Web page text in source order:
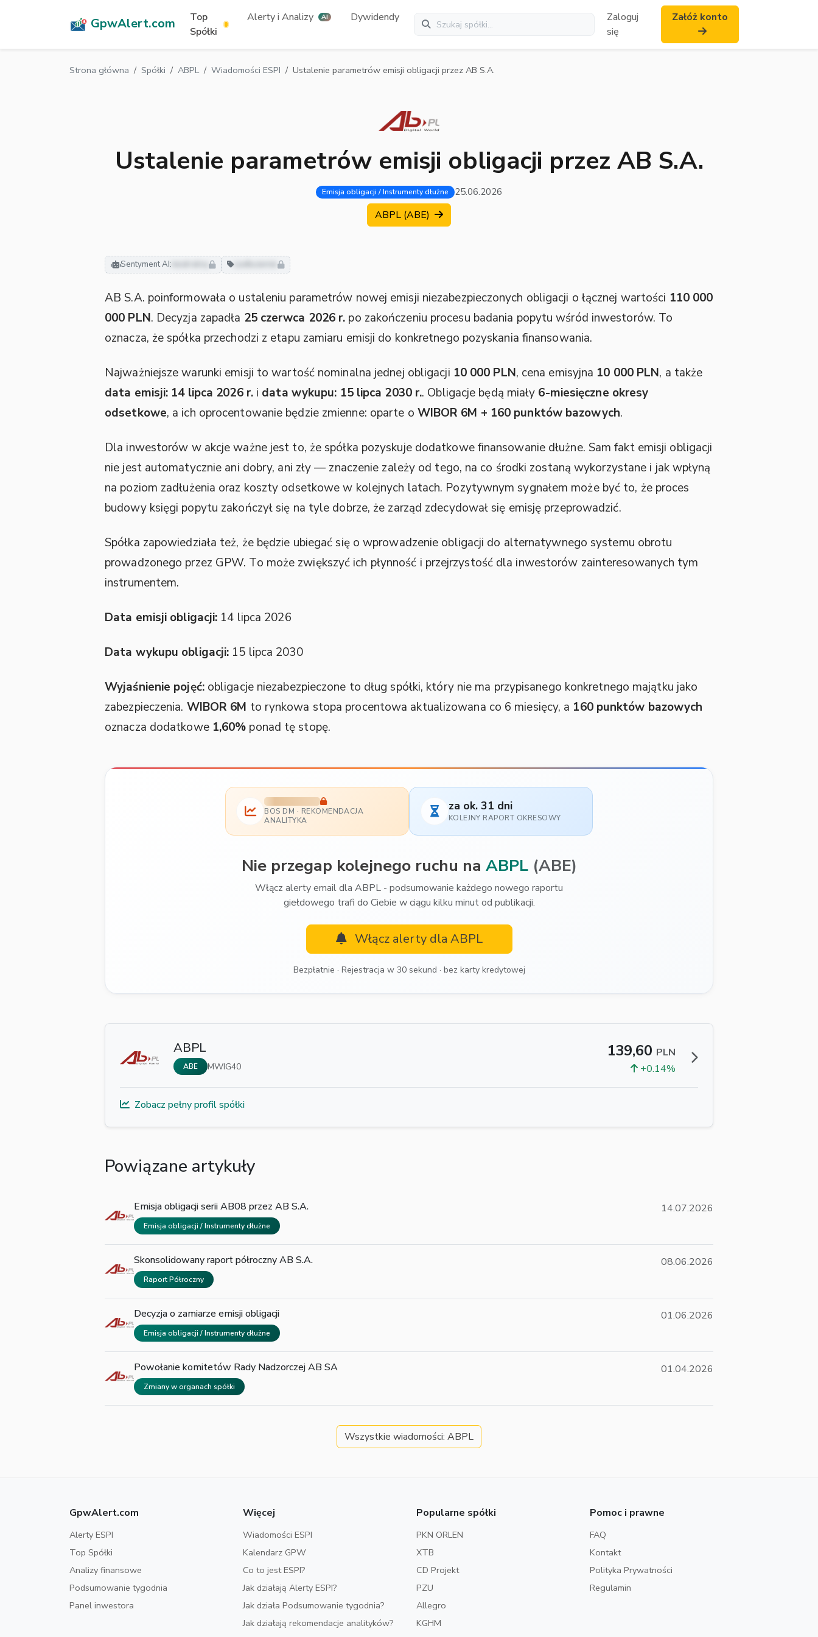
GpwAlert.com
Top
Spółki
Alerty i Analizy AI Dywidendy
Zaloguj
się
Załóż konto
Strona główna Spółki ABPL Wiadomości ESPI Ustalenie parametrów emisji obligacji przez AB S.A.
Ustalenie parametrów emisji obligacji przez AB S.A.
Emisja obligacji / Instrumenty dłużne 25.06.2026
ABPL (ABE)
Sentyment AI: neutralny zadłużenie
AB S.A. poinformowała o ustaleniu parametrów nowej emisji niezabezpieczonych obligacji o łącznej wartości 110 000
000 PLN. Decyzja zapadła 25 czerwca 2026 r. po zakończeniu procesu badania popytu wśród inwestorów. To
oznacza, że spółka przechodzi z etapu zamiaru emisji do konkretnego pozyskania finansowania.
Najważniejsze warunki emisji to wartość nominalna jednej obligacji 10 000 PLN, cena emisyjna 10 000 PLN, a także
data emisji: 14 lipca 2026 r.i data wykupu: 15 lipca 2030 r.. Obligacje będą miały 6-miesięczne okresy
odsetkowe, a ich oprocentowanie będzie zmienne: oparte o WIBOR 6M + 160 punktów bazowych.
Dla inwestorów w akcje ważne jest to, że spółka pozyskuje dodatkowe finansowanie dłużne. Sam fakt emisji obligacji
nie jest automatycznie ani dobry, ani zły — znaczenie zależy od tego, na co środki zostaną wykorzystane i jak wpłyną
na poziom zadłużenia oraz koszty odsetkowe w kolejnych latach. Pozytywnym sygnałem może być to, że proces
budowy księgi popytu zakończył się na tyle dobrze, że zarząd zdecydował się emisję przeprowadzić.
Spółka zapowiedziała też, że będzie ubiegać się o wprowadzenie obligacji do alternatywnego systemu obrotu
prowadzonego przez GPW. To może zwiększyć ich płynność i przejrzystość dla inwestorów zainteresowanych tym
instrumentem.
Data emisji obligacji: 14 lipca 2026
Data wykupu obligacji: 15 lipca 2030
Wyjaśnienie pojęć:obligacje niezabezpieczone to dług spółki, który nie ma przypisanego konkretnego majątku jako
zabezpieczenia. WIBOR 6M to rynkowa stopa procentowa aktualizowana co 6 miesięcy, a 160 punktów bazowych
oznacza dodatkowe 1,60% ponad tę stopę.
BOS DM · REKOMENDACJA
ANALITYKA
za ok. 31 dni
KOLEJNY RAPORT OKRESOWY
Nie przegap kolejnego ruchu na ABPL (ABE)
Włącz alerty email dla ABPL - podsumowanie każdego nowego raportu
giełdowego trafi do Ciebie w ciągu kilku minut od publikacji.
Włącz alerty dla ABPL
Bezpłatnie · Rejestracja w 30 sekund · bez karty kredytowej
ABPL
ABE MWIG40
139,60 PLN
+0.14%
Zobacz pełny profil spółki
Powiązane artykuły
Emisja obligacji serii AB08 przez AB S.A.
Emisja obligacji / Instrumenty dłużne
14.07.2026
Skonsolidowany raport półroczny AB S.A.
Raport Półroczny
08.06.2026
Decyzja o zamiarze emisji obligacji
Emisja obligacji / Instrumenty dłużne
01.06.2026
Powołanie komitetów Rady Nadzorczej AB SA
Zmiany w organach spółki
01.04.2026
Wszystkie wiadomości: ABPL
GpwAlert.com
Alerty ESPI
Top Spółki
Analizy finansowe
Podsumowanie tygodnia
Panel inwestora
Więcej
Wiadomości ESPI
Kalendarz GPW
Co to jest ESPI?
Jak działają Alerty ESPI?
Jak działa Podsumowanie tygodnia?
Jak działają rekomendacje analityków?
Popularne spółki
PKN ORLEN
XTB
CD Projekt
PZU
Allegro
KGHM
Pomoc i prawne
FAQ
Kontakt
Polityka Prywatności
Regulamin